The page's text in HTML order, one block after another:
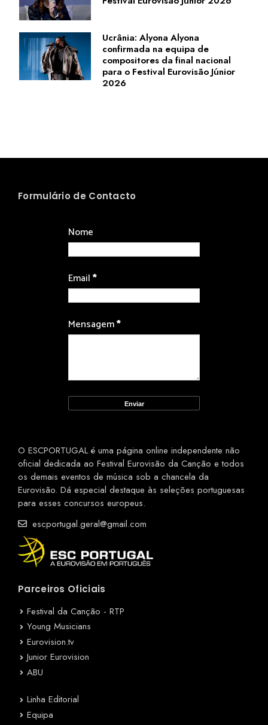
Ucrânia: Alyona Alyona
confirmada na equipa de
compositores da final nacional
para o Festival Eurovisão Júnior
2026
Formulário de Contacto
Nome
Email*
Mensagem*
O ESCPORTUGAL é uma página online independente não
oficial dedicada ao Festival Eurovisão da Canção e todos
os demais eventos de música sob a chancela da
Eurovisão. Dá especial destaque às seleções portuguesas
para esses concursos europeus.
escportugal.geral@gmail.com
Parceiros Oficiais
Festival da Canção - RTP
Young Musicians
Eurovision.tv
Junior Eurovision
ABU
Linha Editorial
Equipa